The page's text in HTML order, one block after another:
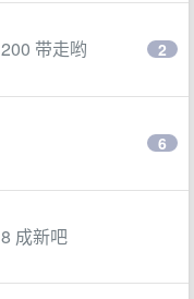
带走哟 2
6
成新吧